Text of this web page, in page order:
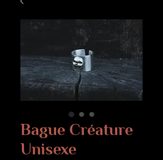
Bague Créature
Unisexe